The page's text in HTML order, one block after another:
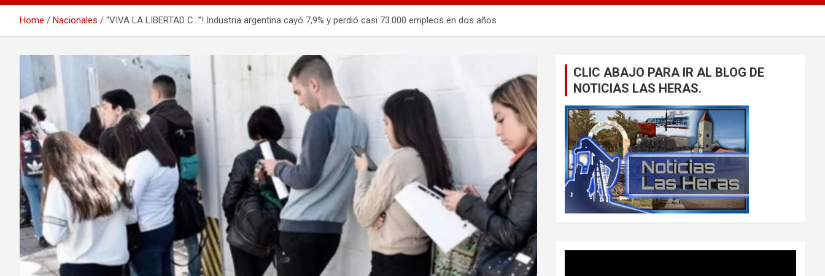
Home Nacionales “VIVA LA LIBERTAD C…”! Industria argentina cayó 7,9% y perdió casi 73.000 empleos en dos años
CLIC ABAJO PARA IR AL BLOG DE
NOTICIAS LAS HERAS.